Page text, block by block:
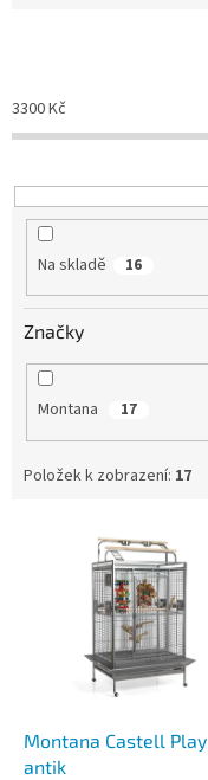
o
d
k
t
3300Kč
Na skladě 16
Značky
Montana 17
Položek k zobrazení: 17
Montana Castell Play
antik